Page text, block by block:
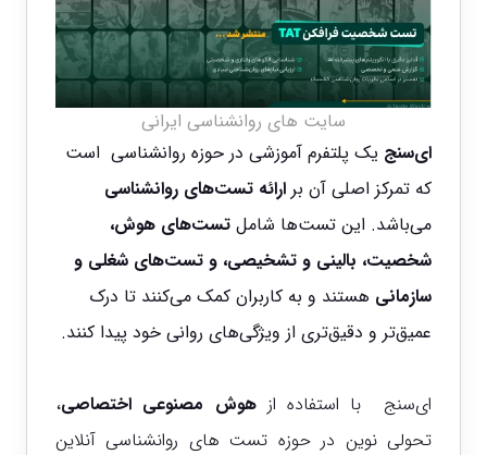
سایت های روانشناسی ایرانی
ای‌سنج یک پلتفرم آموزشی در حوزه روانشناسی است
که تمرکز اصلی آن برارائه تست‌های روانشناسی
می‌باشد. این تست‌ها شاملتست‌های هوش،
شخصیت، بالینی و تشخیصی، و تست‌های شغلی و
سازمانی هستند و به کاربران کمک می‌کنند تا درک
عمیق‌تر و دقیق‌تری از ویژگی‌های روانی خود پیدا کنند.
ای‌سنج با استفاده ازهوش مصنوعی اختصاصی،
تحولی نوین در حوزه تست های روانشناسی آنلاین